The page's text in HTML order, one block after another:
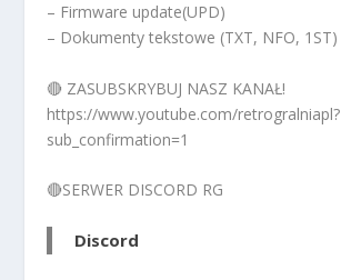
– Firmware update(UPD)
– Dokumenty tekstowe (TXT, NFO, 1ST)
🔴 ZASUBSKRYBUJ NASZ KANAŁ!
https://www.youtube.com/retrogralniapl?
sub_confirmation=1
🔴SERWER DISCORD RG
Discord